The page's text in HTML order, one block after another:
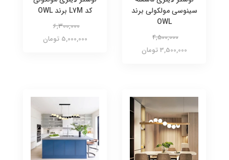
سینوسی مولکولی برند
OWL
4,500,000
3,500,000 تومان
کد L7M برند OWL
6,300,000
5,000,000 تومان